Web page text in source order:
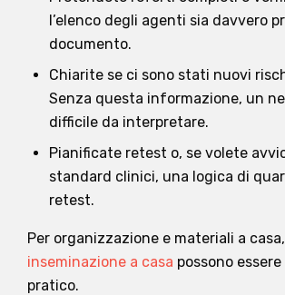
l’elenco degli agenti sia davvero
documento.
Chiarite se ci sono stati nuovi
Senza questa informazione, un
difficile da interpretare.
Pianificate retest o, se volete
standard clinici, una logica di
retest.
Per organizzazione e materiali a casa,
inseminazione a casa possono
pratico.